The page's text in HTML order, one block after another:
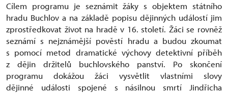
Cílem programu je seznámit žáky s objektem státního
hradu Buchlov a na základě popisu dějinných událostí jim
zprostředkovat život na hradě v 16. století. Žáci se rovněž
seznámí s nejznámější pověstí hradu a budou zkoumat
s pomocí metod dramatické výchovy detektivní příběh
z dějin držitelů buchlovského panství. Po skončení
programu dokážou žáci vysvětlit vlastními slovy
dějinné události spojené s násilnou smrtí Jindřicha